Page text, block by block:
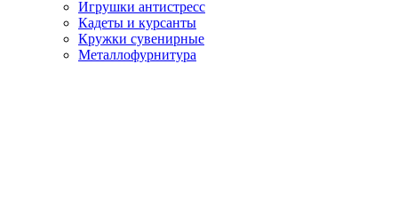
Игрушки антистресс
Кадеты и курсанты
Кружки сувенирные
Металлофурнитура